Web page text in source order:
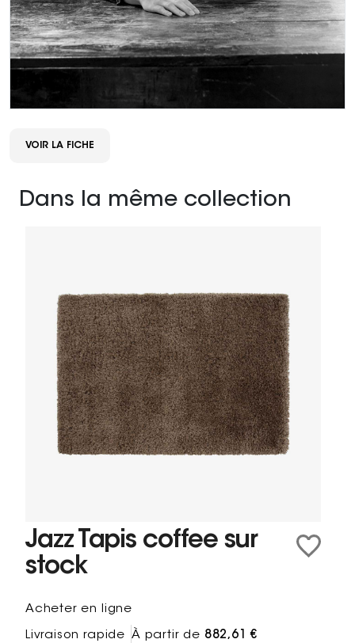
VOIR LA FICHE
Dans la même collection
Jazz Tapis coffee sur
stock
Acheter en ligne
Livraison rapide À partir de 882,61 €